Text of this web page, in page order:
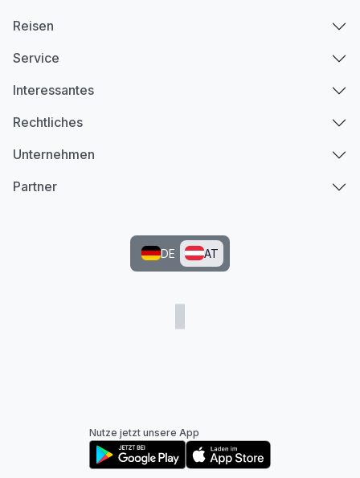
Reisen
Service
Interessantes
Rechtliches
Unternehmen
Partner
DE AT
Nutze jetzt unsere App